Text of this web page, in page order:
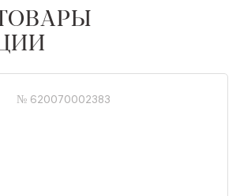
№ 620070002383